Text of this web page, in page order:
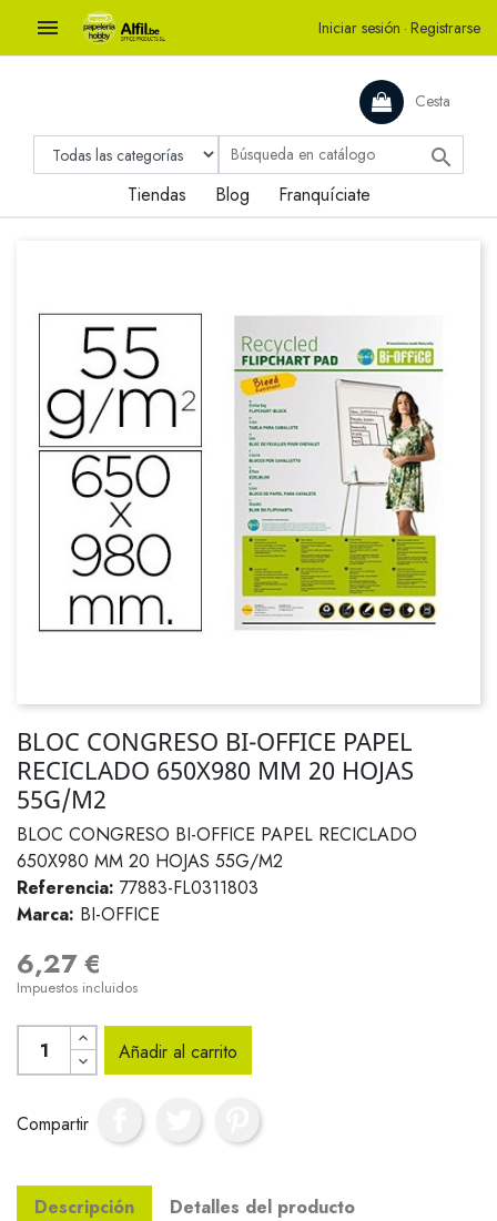
 Iniciar sesión · Registrarse
Cesta

Tiendas Blog Franquíciate
BLOC CONGRESO BI-OFFICE PAPEL
RECICLADO 650X980 MM 20 HOJAS
55G/M2
BLOC CONGRESO BI-OFFICE PAPEL RECICLADO
650X980 MM 20 HOJAS 55G/M2
Referencia: 77883-FL0311803
Marca: BI-OFFICE
6,27 €
Impuestos incluidos
Añadir al carrito
Compartir
Descripción Detalles del producto